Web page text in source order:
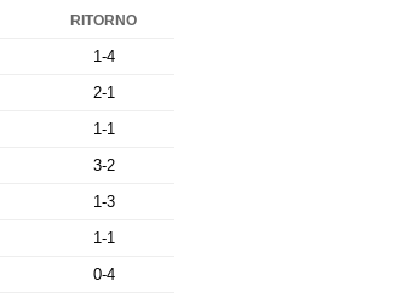
RITORNO
1-4
2-1
1-1
3-2
1-3
1-1
0-4